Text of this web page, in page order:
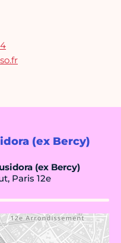
(ex Bercy)
(ex Bercy)
Paris 12e